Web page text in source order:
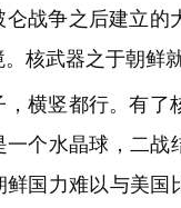
仑战争之后建立的
核武器之于朝鲜
，横竖都行。有了
一个水晶球，二
鲜国力难以与美